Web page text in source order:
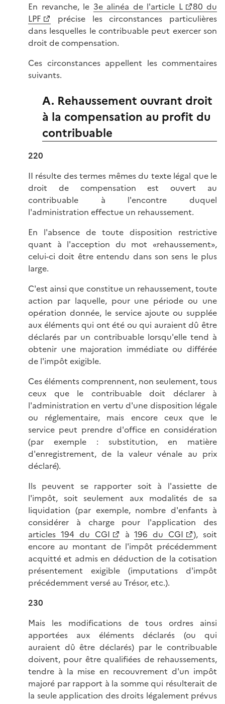
En revanche, le 3e alinéa de l'article L
80 du
LPF
précise les circonstances particulières
dans lesquelles le contribuable peut exercer son
droit de compensation.
Ces circonstances appellent les commentaires
suivants.
A. Rehaussement ouvrant droit
à la compensation au profit du
contribuable
220
II résulte des termes mêmes du texte légal que le
droit de compensation est ouvert au
contribuable à l'encontre duquel
l'administration effectue un rehaussement.
En l'absence de toute disposition restrictive
quant à l'acception du mot «rehaussement»,
celui-ci doit être entendu dans son sens le plus
large.
C'est ainsi que constitue un rehaussement, toute
action par laquelle, pour une période ou une
opération donnée, le service ajoute ou supplée
aux éléments qui ont été ou qui auraient dû être
déclarés par un contribuable lorsqu'elle tend à
obtenir une majoration immédiate ou différée
de l'impôt exigible.
Ces éléments comprennent, non seulement, tous
ceux que le contribuable doit déclarer à
l'administration en vertu d'une disposition légale
ou réglementaire, mais encore ceux que le
service peut prendre d'office en considération
(par exemple : substitution, en matière
d'enregistrement, de la valeur vénale au prix
déclaré).
Ils peuvent se rapporter soit à l'assiette de
l'impôt, soit seulement aux modalités de sa
liquidation (par exemple, nombre d'enfants à
considérer à charge pour l'application des
articles 194 du CGI
à196 du CGI
), soit
encore au montant de l'impôt précédemment
acquitté et admis en déduction de la cotisation
présentement exigible (imputations d'impôt
précédemment versé au Trésor, etc.).
230
Mais les modifications de tous ordres ainsi
apportées aux éléments déclarés (ou qui
auraient dû être déclarés) par le contribuable
doivent, pour être qualifiées de rehaussements,
tendre à la mise en recouvrement d'un impôt
majoré par rapport à la somme qui résulterait de
la seule application des droits légalement prévus